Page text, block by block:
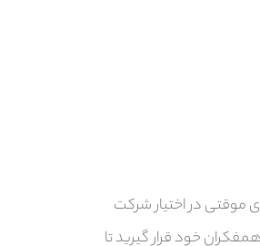
موقتی در اختیار شرکت
خود قرار گیرید تا